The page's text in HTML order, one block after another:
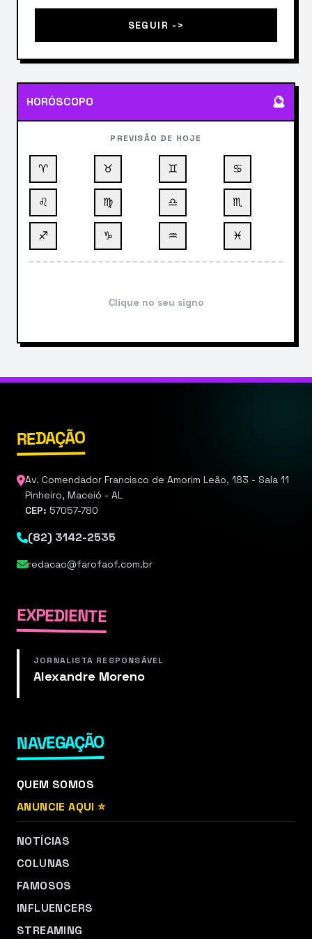
SEGUIR ->
HORÓSCOPO 🔮
PREVISÃO DE HOJE
♈ ♉ ♊ ♋
♌ ♍ ♎ ♏
♐ ♑ ♒ ♓
Clique no seu signo
REDAÇÃO
Av. Comendador Francisco de Amorim Leão, 183 - Sala 11
Pinheiro, Maceió - AL
CEP: 57057-780
(82) 3142-2535
redacao@farofaof.com.br
EXPEDIENTE
JORNALISTA RESPONSÁVEL
Alexandre Moreno
NAVEGAÇÃO
QUEM SOMOS
ANUNCIE AQUI ⭐
NOTÍCIAS
COLUNAS
FAMOSOS
INFLUENCERS
STREAMING